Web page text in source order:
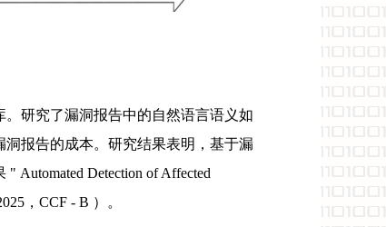
研究了漏洞报告中的自然语言语义如
报告的成本。研究结果表明，基于漏
Detection of Affected
，CCF - B ）。